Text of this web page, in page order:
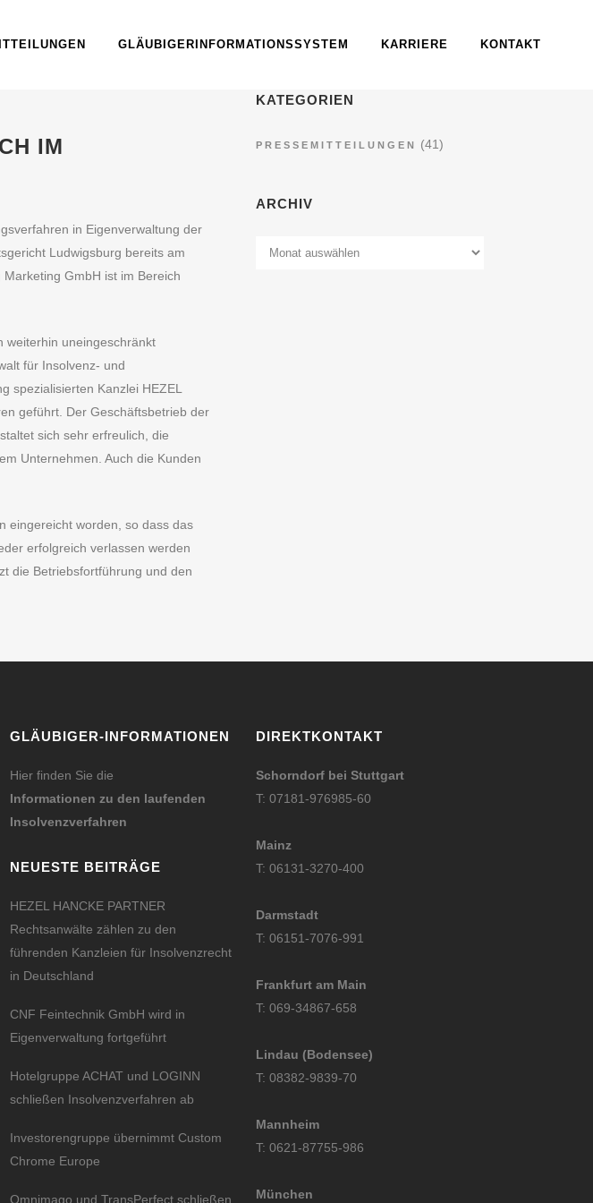
GLÄUBIGERINFORMATIONSSYSTEM KARRIERE KONTAKT
IM
in Eigenverwaltung der
Ludwigsburg bereits am
Marketing GmbH ist im Bereich
weiterhin uneingeschränkt
für Insolvenz- und
spezialisierten Kanzlei HEZEL
geführt. Der Geschäftsbetrieb der
sich sehr erfreulich, die
Unternehmen. Auch die Kunden
eingereicht worden, so dass das
erfolgreich verlassen werden
die Betriebsfortführung und den
KATEGORIEN
PRESSEMITTEILUNGEN (41)
ARCHIV
GLÄUBIGER-INFORMATIONEN
Hier finden Sie die
Informationen zu den laufenden
Insolvenzverfahren
NEUESTE BEITRÄGE
HEZEL HANCKE PARTNER
Rechtsanwälte zählen zu den
führenden Kanzleien für Insolvenzrecht
in Deutschland
CNF Feintechnik GmbH wird in
Eigenverwaltung fortgeführt
Hotelgruppe ACHAT und LOGINN
schließen Insolvenzverfahren ab
Investorengruppe übernimmt Custom
Chrome Europe
Omnimago und TransPerfect schließen
DIREKTKONTAKT
Schorndorf bei Stuttgart
T: 07181-976985-60
Mainz
T: 06131-3270-400
Darmstadt
T: 06151-7076-991
Frankfurt am Main
T: 069-34867-658
Lindau (Bodensee)
T: 08382-9839-70
Mannheim
T: 0621-87755-986
München